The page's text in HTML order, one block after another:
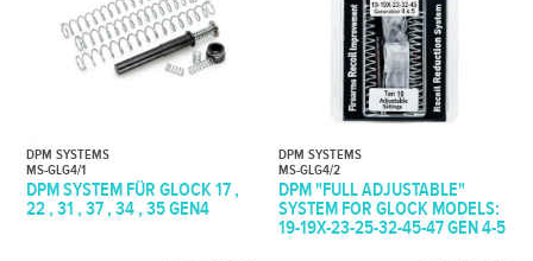
DPM SYSTEMS
MS-GLG4/1
DPM SYSTEM FÜR GLOCK 17 ,
22 , 31 , 37 , 34 , 35 GEN4
DPM SYSTEMS
MS-GLG4/2
DPM "FULL ADJUSTABLE"
SYSTEM FOR GLOCK MODELS:
19-19X-23-25-32-45-47 GEN 4-5